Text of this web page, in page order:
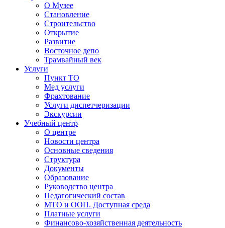
О Музее
Становление
Строительство
Открытие
Развитие
Восточное депо
Трамвайный век
Услуги
Пункт ТО
Мед услуги
Фрахтование
Услуги диспетчеризации
Экскурсии
Учебный центр
О центре
Новости центра
Основные сведения
Структура
Документы
Образование
Руководство центра
Педагогический состав
МТО и ООП. Доступная среда
Платные услуги
Финансово‑хозяйственная деятельность